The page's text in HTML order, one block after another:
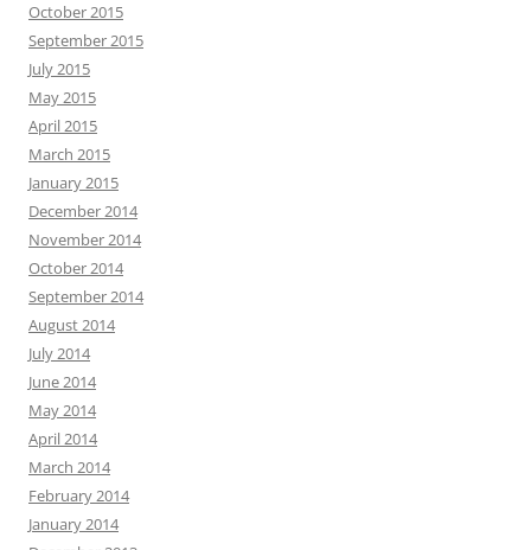
October 2015
September 2015
July 2015
May 2015
April 2015
March 2015
January 2015
December 2014
November 2014
October 2014
September 2014
August 2014
July 2014
June 2014
May 2014
April 2014
March 2014
February 2014
January 2014